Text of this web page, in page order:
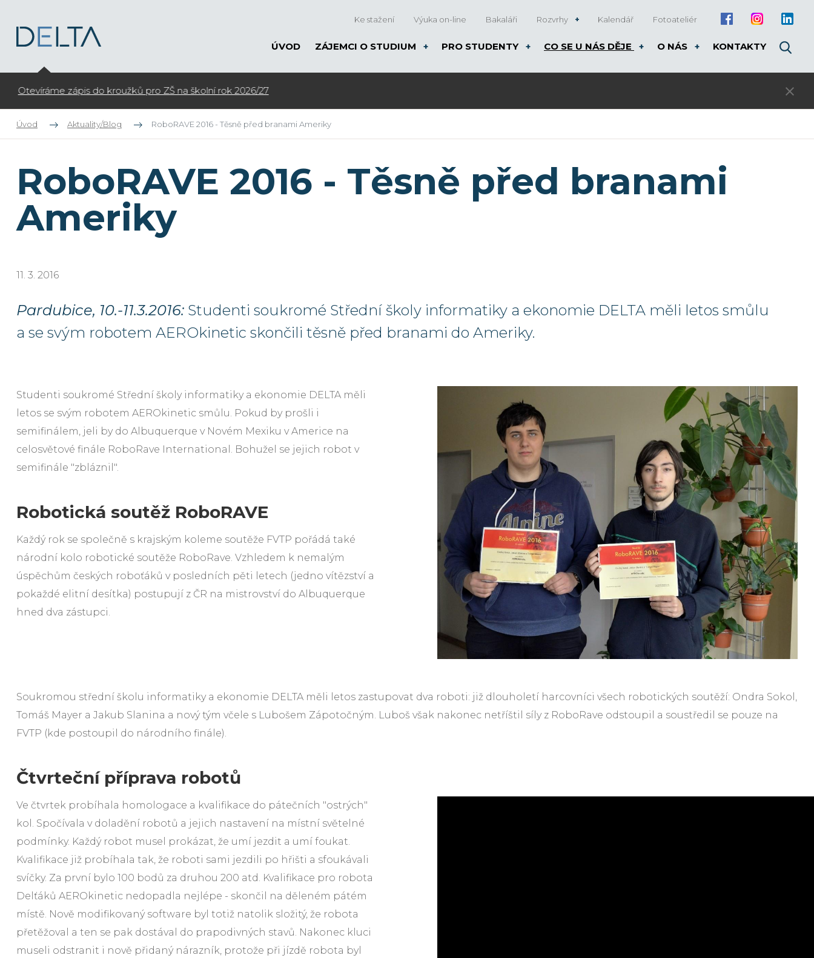
Ke stažení Výuka on-line Bakaláři Rozvrhy Kalendář Fotoateliér
ÚVOD ZÁJEMCI O STUDIUM PRO STUDENTY CO SE U NÁS DĚJE O NÁS KONTAKTY
Otevíráme zápis do kroužků pro ZŠ na školní rok 2026/27 3. kolo přijímacího řízení pro rok
Úvod Aktuality/Blog RoboRAVE 2016 - Těsně před branami Ameriky
RoboRAVE 2016 - Těsně před branami
Ameriky
11. 3. 2016
Pardubice, 10.-11.3.2016: Studenti soukromé Střední školy informatiky a ekonomie DELTA měli letos smůlu
a se svým robotem AEROkinetic skončili těsně před branami do Ameriky.
Studenti soukromé Střední školy informatiky a ekonomie DELTA měli
letos se svým robotem AEROkinetic smůlu. Pokud by prošli i
semifinálem, jeli by do Albuquerque v Novém Mexiku v Americe na
celosvětové finále RoboRave International. Bohužel se jejich robot v
semifinále "zbláznil".
Robotická soutěž RoboRAVE
Každý rok se společně s krajským koleme soutěže FVTP pořádá také
národní kolo robotické soutěže RoboRave. Vzhledem k nemalým
úspěchům českých roboťáků v posledních pěti letech (jedno vítězství a
pokaždé elitní desítka) postupují z ČR na mistrovství do Albuquerque
hned dva zástupci.
Soukromou střední školu informatiky a ekonomie DELTA měli letos zastupovat dva roboti: již dlouholetí harcovníci všech robotických soutěží: Ondra Sokol,
Tomáš Mayer a Jakub Slanina a nový tým včele s Lubošem Zápotočným. Luboš však nakonec netříštil síly z RoboRave odstoupil a soustředil se pouze na
FVTP (kde postoupil do národního finále).
Čtvrteční příprava robotů
Ve čtvrtek probíhala homologace a kvalifikace do pátečních "ostrých"
kol. Spočívala v doladění robotů a jejich nastavení na místní světelné
podmínky. Každý robot musel prokázat, že umí jezdit a umí foukat.
Kvalifikace již probíhala tak, že roboti sami jezdili po hřišti a sfoukávali
svíčky. Za první bylo 100 bodů za druhou 200 atd. Kvalifikace pro robota
Delťáků AEROkinetic nedopadla nejlépe - skončil na děleném pátém
místě. Nově modifikovaný software byl totiž natolik složitý, že robota
přetěžoval a ten se pak dostával do prapodivných stavů. Nakonec kluci
museli odstranit i nově přidaný nárazník, protože při jízdě robota byl